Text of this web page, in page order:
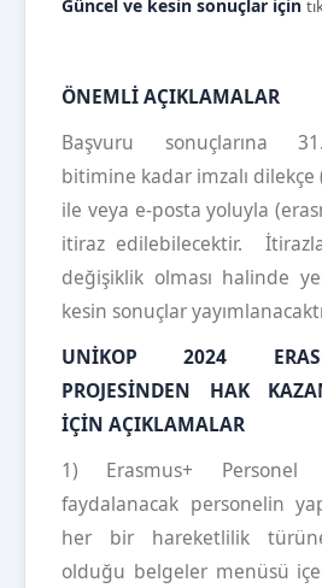
Güncel ve kesin sonuçlar için
ÖNEMLİ AÇIKLAMALAR
Başvuru sonuçlarına
bitimine kadar imzalı dilekçe
ile veya e-posta yoluyla
itiraz edilebilecektir.
değişiklik olması halinde
kesin sonuçlar
UNİKOP 2024
PROJESİNDEN HAK
İÇİN AÇIKLAMALAR
1) Erasmus+ Personel
faydalanacak personelin
her bir hareketlilik
olduğu belgeler menüsü